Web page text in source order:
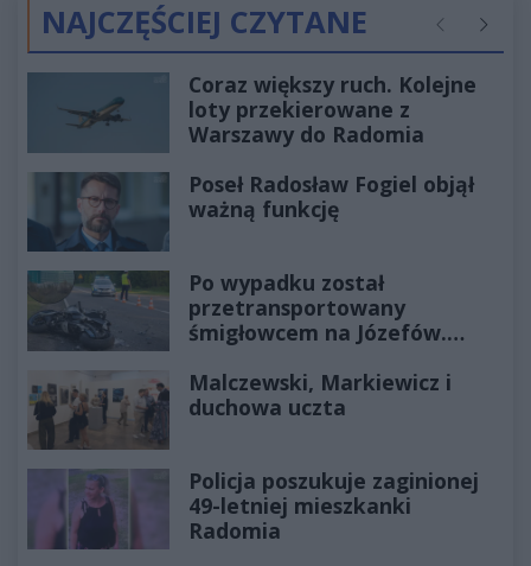
NAJCZĘŚCIEJ CZYTANE Poprzednie
Coraz większy ruch. Kolejne
loty przekierowane z
Warszawy do Radomia
Poseł Radosław Fogiel objął
ważną funkcję
Po wypadku został
przetransportowany
śmigłowcem na Józefów.
Malczewski, Markiewicz i
duchowa uczta
Policja poszukuje zaginionej
49-letniej mieszkanki
Radomia